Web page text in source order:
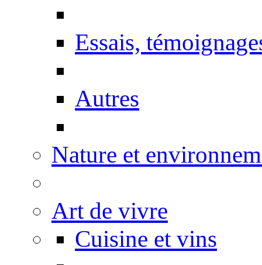
Essais,
Autres
Nature et
Art de vivre
Cuisine et vins